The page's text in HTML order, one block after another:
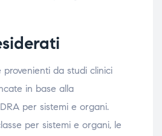
provenienti da studi clinici
in base alla
per sistemi e organi.
per sistemi e organi, le